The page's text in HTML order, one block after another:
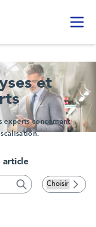
et
experts concernant
article
Search Search